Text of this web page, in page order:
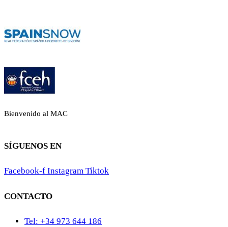
Bienvenido al MAC
SÍGUENOS EN
Facebook-f Instagram Tiktok
CONTACTO
Tel: +34 973 644 186